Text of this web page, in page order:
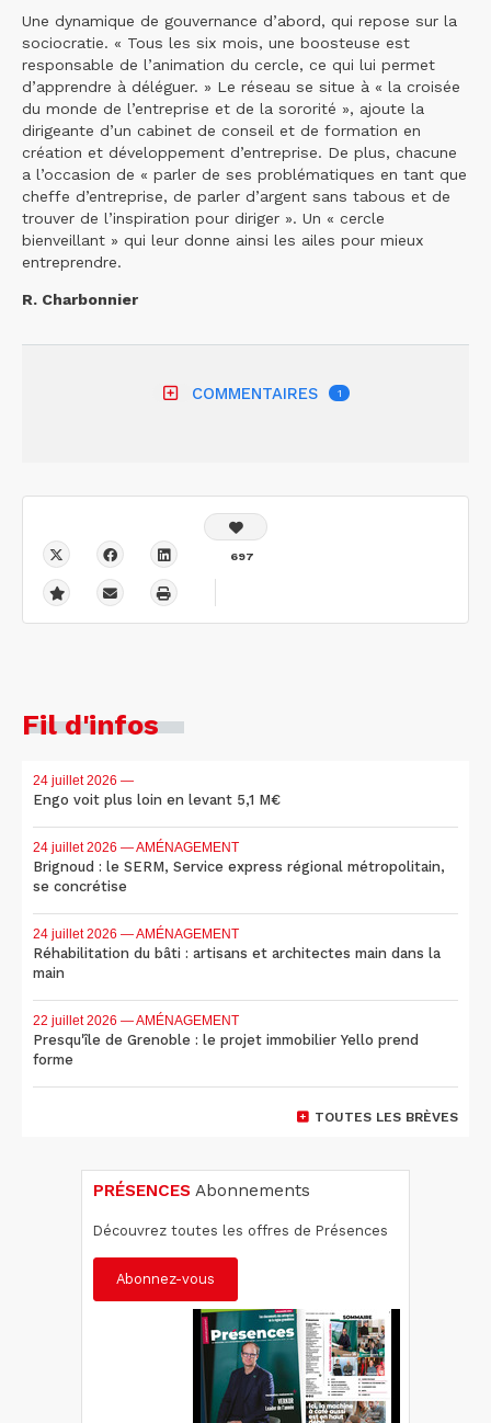
Une dynamique de gouvernance d’abord, qui repose sur la
sociocratie. « Tous les six mois, une boosteuse est
responsable de l’animation du cercle, ce qui lui permet
d’apprendre à déléguer. » Le réseau se situe à « la croisée
du monde de l’entreprise et de la sororité », ajoute la
dirigeante d’un cabinet de conseil et de formation en
création et développement d’entreprise. De plus, chacune
a l’occasion de « parler de ses problématiques en tant que
cheffe d’entreprise, de parler d’argent sans tabous et de
trouver de l’inspiration pour diriger ». Un « cercle
bienveillant » qui leur donne ainsi les ailes pour mieux
entreprendre.
R. Charbonnier
COMMENTAIRES 1
697
Fil d'infos
24 juillet 2026 —
Engo voit plus loin en levant 5,1 M€
24 juillet 2026 — AMÉNAGEMENT
Brignoud : le SERM, Service express régional métropolitain,
se concrétise
24 juillet 2026 — AMÉNAGEMENT
Réhabilitation du bâti : artisans et architectes main dans la
main
22 juillet 2026 — AMÉNAGEMENT
Presqu'île de Grenoble : le projet immobilier Yello prend
forme
TOUTES LES BRÈVES
PRÉSENCES Abonnements
Découvrez toutes les offres de Présences
Abonnez-vous